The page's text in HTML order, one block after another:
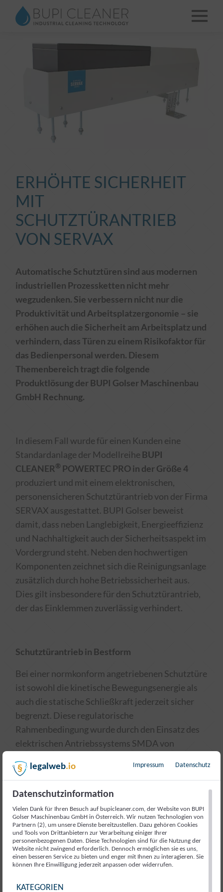
ERHÖHTE SICHERHEIT
MIT
SCHUTZTÜRANTRIEB
VON SERVAX
Automatische Schutztüren sind aus modernen
industriellen Prozessketten nicht mehr
wegzudenken. Sie verbessern nicht nur die
Produktivität und Arbeitsplatzergonomie – sie
erhöhen auch die Sicherheit am Arbeitsplatz und
verhindern, dass Türen zu einem Risikofaktor für
das Bedienpersonal werden. Diesem
Themenbereich tragt die folgende
Produktlösung der BUPI Golser Maschinenbau
GmbH Rechnung.
In diesem Fall wurde für einen Kunden eine
Standardanlage der Modellreihe BUPI
CLEANER® POWERTEC PRO in der Größe 4
produziert und mit einem elektronischen,
personensicheren Schutztürantrieb von der Firma
SERVAX ausgestattet. BUPI Golser beweist
damit, dass neben Lang­lebigkeit, Energie­effizienz
und Nach­haltigkeit auch der Sicherheitsaspekt im
Vordergrund steht. Neben den hochwertigen
Komponenten zeichnet sich die Reinigungsanlage
zusätzlich durch hohe Betriebssicherheit aus.
Dies gilt insbesondere für den Schutztürantrieb,
der das Einklemmen zuverlässig verhindert.
Schutztürantrieb in Bestform
Bei einer normkonform angetriebenen Schutztüre
ist sowohl die kinetische Bewegungsenergie als
auch die statische Schließkraft jederzeit sicher
begrenzt. Diese regulatorische
Rahmenbedingung wurde durch den Einsatz des
elektrischen Antriebssystems SMDA von
sichere Limitierung der Motordrehzahl und des
Schutzelemente, wie z.B. Schaltleisten, einen
zuverlässigen und personensicheren Betrieb.
Dabei führt die automatische Erkennung von
Hindernissen zu einer sofortigen
Richtungsumkehr der Schutztüre und unterbindet
das Einklemmen von Personen.
legalweb.io Impressum Datenschutz
Datenschutzinformation
Vielen Dank für Ihren Besuch auf bupicleaner.com, der Website von BUPI
Golser Maschinenbau GmbH in Österreich. Wir nutzen Technologien von
Partnern (2), um unsere Dienste bereitzustellen. Dazu gehören Cookies
und Tools von Drittanbietern zur Verarbeitung einiger Ihrer
personenbezogenen Daten. Diese Technologien sind für die Nutzung der
Website nicht zwingend erforderlich. Dennoch ermöglichen sie es uns,
einen besseren Service zu bieten und enger mit Ihnen zu interagieren. Sie
können Ihre Einwilligung jederzeit anpassen oder widerrufen.
KATEGORIEN